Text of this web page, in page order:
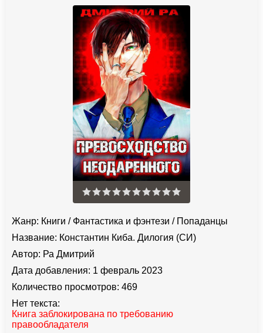
Жанр: Книги / Фантастика и фэнтези / Попаданцы
Название: Константин Киба. Дилогия (СИ)
Автор: Ра Дмитрий
Дата добавления: 1 февраль 2023
Количество просмотров: 469
Нет текста:
Книга заблокирована по требованию
правообладателя